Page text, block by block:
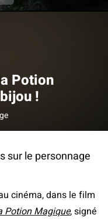
Potion
!
sur le personnage
cinéma, dans le film
Potion Magique, signé